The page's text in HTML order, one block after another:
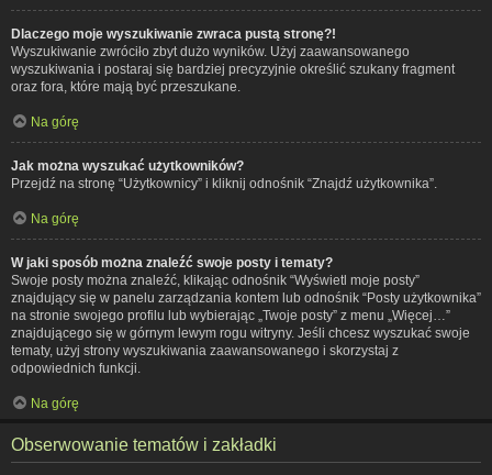
Dlaczego moje wyszukiwanie zwraca pustą stronę?!
Wyszukiwanie zwróciło zbyt dużo wyników. Użyj zaawansowanego
wyszukiwania i postaraj się bardziej precyzyjnie określić szukany fragment
oraz fora, które mają być przeszukane.
Na górę
Jak można wyszukać użytkowników?
Przejdź na stronę “Użytkownicy” i kliknij odnośnik “Znajdź użytkownika”.
Na górę
W jaki sposób można znaleźć swoje posty i tematy?
Swoje posty można znaleźć, klikając odnośnik “Wyświetl moje posty”
znajdujący się w panelu zarządzania kontem lub odnośnik “Posty użytkownika”
na stronie swojego profilu lub wybierając „Twoje posty” z menu „Więcej…”
znajdującego się w górnym lewym rogu witryny. Jeśli chcesz wyszukać swoje
tematy, użyj strony wyszukiwania zaawansowanego i skorzystaj z
odpowiednich funkcji.
Na górę
Obserwowanie tematów i zakładki